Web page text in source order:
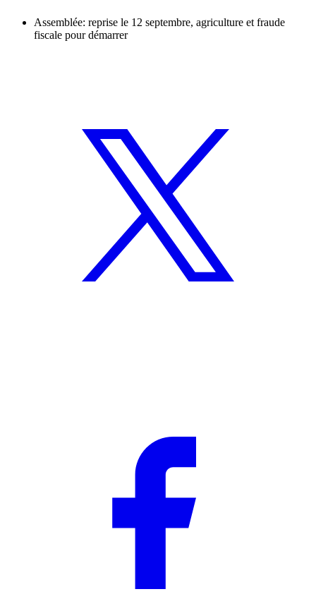
Assemblée: reprise le 12 septembre, agriculture et fraude
fiscale pour démarrer